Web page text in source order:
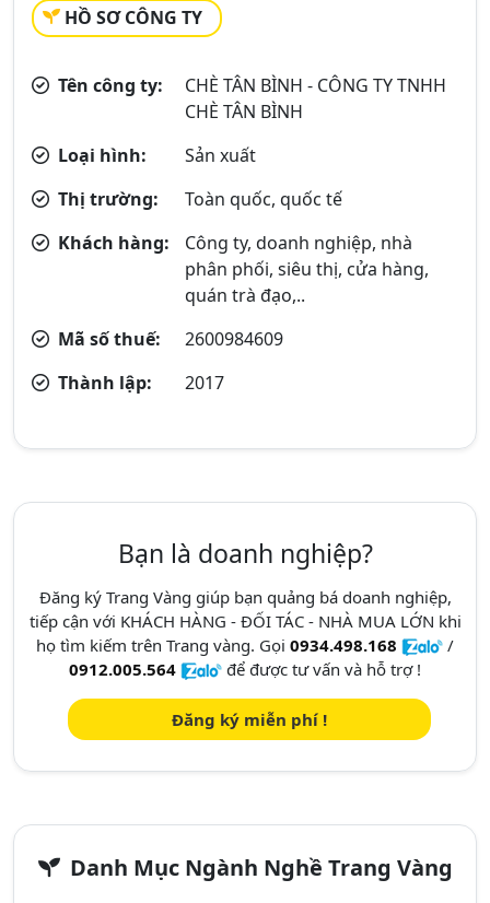
HỒ SƠ CÔNG TY
Tên công ty:
CHÈ TÂN BÌNH - CÔNG TY TNHH
CHÈ TÂN BÌNH
Loại hình:
Sản xuất
Thị trường:
Toàn quốc, quốc tế
Khách hàng:
Công ty, doanh nghiệp, nhà
phân phối, siêu thị, cửa hàng,
quán trà đạo,..
Mã số thuế:
2600984609
Thành lập:
2017
Bạn là doanh nghiệp?
Đăng ký Trang Vàng giúp bạn quảng bá doanh nghiệp,
tiếp cận với KHÁCH HÀNG - ĐỐI TÁC - NHÀ MUA LỚN khi
họ tìm kiếm trên Trang vàng. Gọi 0934.498.168
/
0912.005.564
để được tư vấn và hỗ trợ !
Đăng ký miễn phí !
Danh Mục Ngành Nghề Trang Vàng